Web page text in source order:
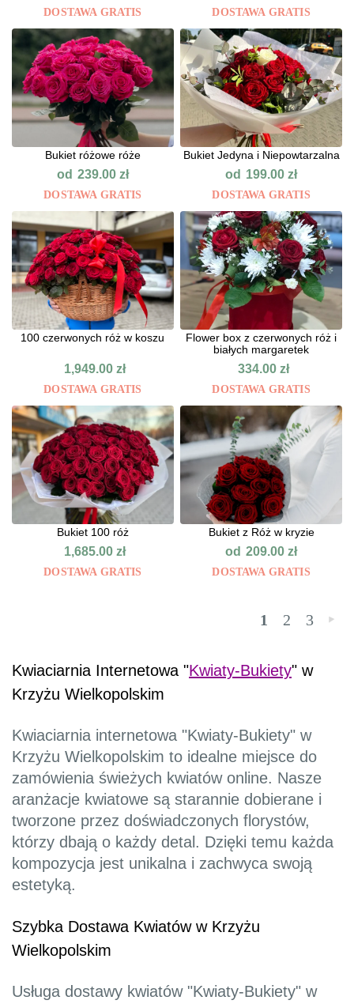
DOSTAWA GRATIS DOSTAWA GRATIS
Bukiet różowe róże
od 239.00 zł
DOSTAWA GRATIS
Bukiet Jedyna i Niepowtarzalna
od 199.00zł
DOSTAWA GRATIS
100 czerwonych róż w koszu
1,949.00zł
DOSTAWA GRATIS
Flower box z czerwonych róż i
białych margaretek
334.00zł
DOSTAWA GRATIS
Bukiet 100 róż
1,685.00zł
DOSTAWA GRATIS
Bukiet z Róż w kryzie
od 209.00zł
DOSTAWA GRATIS
1 2 3 »
Kwiaciarnia Internetowa "Kwiaty-Bukiety" w
Krzyżu Wielkopolskim
Kwiaciarnia internetowa "Kwiaty-Bukiety" w
Krzyżu Wielkopolskim to idealne miejsce do
zamówienia świeżych kwiatów online. Nasze
aranżacje kwiatowe są starannie dobierane i
tworzone przez doświadczonych florystów,
którzy dbają o każdy detal. Dzięki temu każda
kompozycja jest unikalna i zachwyca swoją
estetyką.
Szybka Dostawa Kwiatów w Krzyżu
Wielkopolskim
Usługa dostawy kwiatów "Kwiaty-Bukiety" w